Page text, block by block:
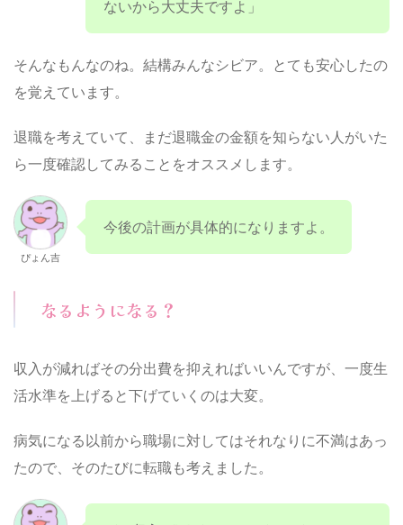
ないから大丈夫ですよ」
そんなもんなのね。結構みんなシビア。とても安心したの
を覚えています。
退職を考えていて、まだ退職金の金額を知らない人がいた
ら一度確認してみることをオススメします。
ぴょん吉
今後の計画が具体的になりますよ。
なるようになる？
収入が減ればその分出費を抑えればいいんですが、一度生
活水準を上げると下げていくのは大変。
病気になる以前から職場に対してはそれなりに不満はあっ
たので、そのたびに転職も考えました。